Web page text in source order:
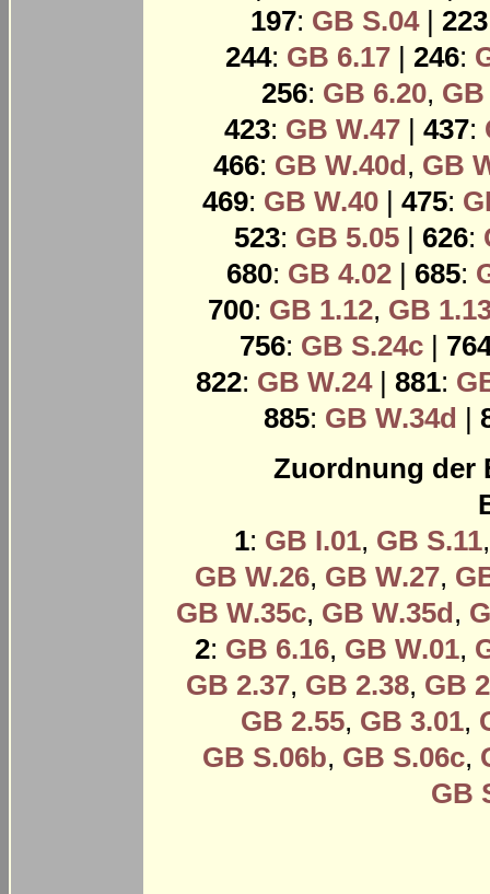
197: GB S.04| 223
244: GB 6.17 | 246:
256: GB 6.20, GB
423: GB W.47| 437:
466: GB W.40d, GB
469: GB W.40 | 475:
523: GB 5.05 | 626:
680: GB 4.02 | 685:
700: GB 1.12, GB
756: GB S.24c|
822: GB W.24| 881:
885: GB W.34d |
Zuordnung der
1: GB I.01, GB S.11
GB W.26, GB W.27,
GB W.35c, GB W.35d,
2: GB 6.16, GB W.01,
GB 2.37, GB 2.38, GB
GB 2.55, GB 3.01,
GB S.06b, GB S.06c,
GB